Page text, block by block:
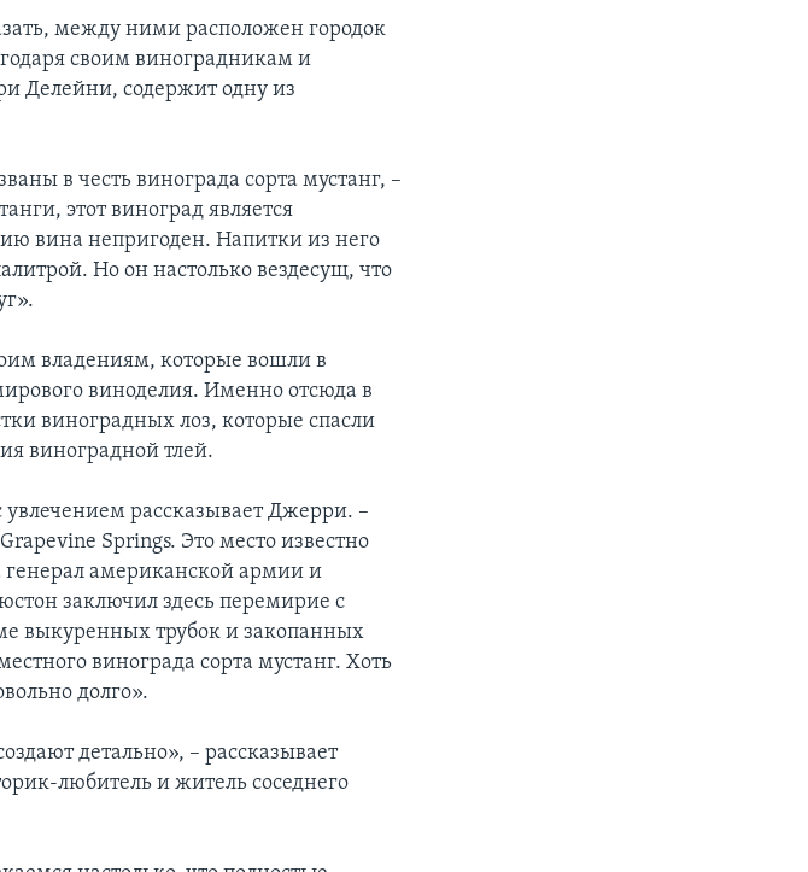
между ними расположен городок
своим виноградникам и
Делейни, содержит одну из
в честь винограда сорта мустанг, –
этот виноград является
вина непригоден. Напитки из него
Но он настолько вездесущ, что
владениям, которые вошли в
виноделия. Именно отсюда в
виноградных лоз, которые спасли
виноградной тлей.
рассказывает Джерри. –
Springs. Это место известно
генерал американской армии и
заключил здесь перемирие с
выкуренных трубок и закопанных
винограда сорта мустанг. Хоть
долго».
детально», – рассказывает
любитель и житель соседнего